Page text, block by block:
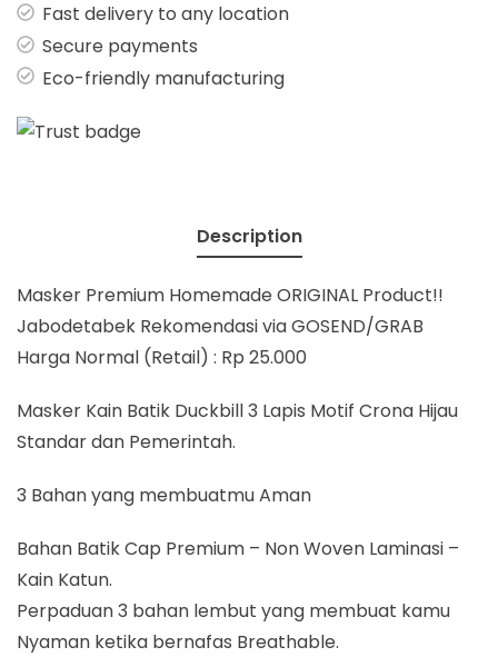
Fast delivery to any location
Secure payments
Eco-friendly manufacturing
Description
Masker Premium Homemade ORIGINAL Product!!
Jabodetabek Rekomendasi via GOSEND/GRAB
Harga Normal (Retail) : Rp 25.000
Masker Kain Batik Duckbill 3 Lapis Motif Crona Hijau
Standar dan Pemerintah.
3 Bahan yang membuatmu Aman
Bahan Batik Cap Premium – Non Woven Laminasi –
Kain Katun.
Perpaduan 3 bahan lembut yang membuat kamu
Nyaman ketika bernafas Breathable.